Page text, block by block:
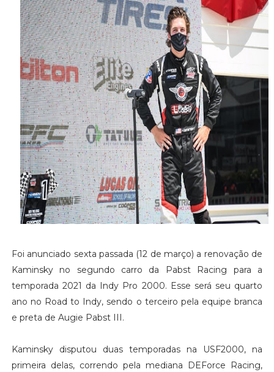
Foi anunciado sexta passada (12 de março) a renovação de
Kaminsky no segundo carro da Pabst Racing para a
temporada 2021 da Indy Pro 2000. Esse será seu quarto
ano no Road to Indy, sendo o terceiro pela equipe branca
e preta de Augie Pabst III.
Kaminsky disputou duas temporadas na USF2000, na
primeira delas, correndo pela mediana DEForce Racing,